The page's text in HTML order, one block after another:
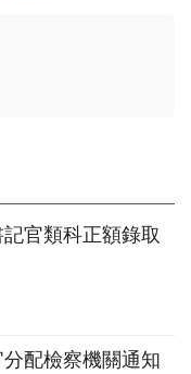
官類科正額錄取
配檢察機關通知